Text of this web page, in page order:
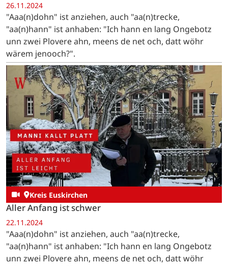
26.11.2024
"Aaa(n)dohn" ist anziehen, auch "aa(n)trecke,
"aa(n)hann" ist anhaben: "Ich hann en lang Ongebotz
unn zwei Plovere ahn, meens de net och, datt wöhr
wärem jenooch?".
Kreis Euskirchen
Aller Anfang ist schwer
22.11.2024
"Aaa(n)dohn" ist anziehen, auch "aa(n)trecke,
"aa(n)hann" ist anhaben: "Ich hann en lang Ongebotz
unn zwei Plovere ahn, meens de net och, datt wöhr